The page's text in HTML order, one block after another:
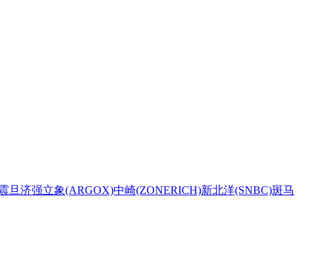
旦济强立象(ARGOX)中崎(ZONERICH)新北洋(SNBC)斑马